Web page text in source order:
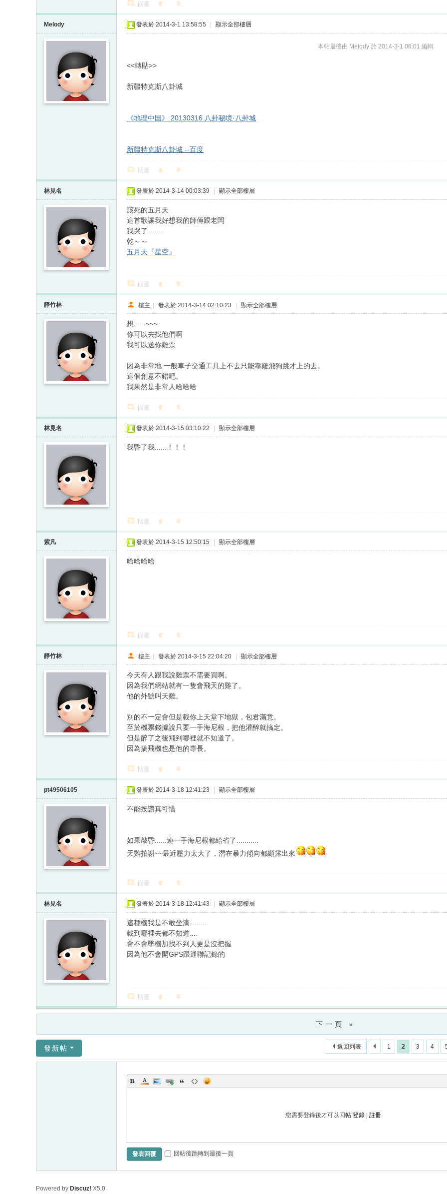
回覆
Melody 發表於 2014-3-1 13:58:55 顯示全部樓層
本帖最後由 Melody 於 2014-3-1 06:01 編輯
<<轉貼>>
新疆特克斯八卦城
《地理中国》 20130316 八卦秘境·八卦城
新疆特克斯八卦城 --百度
回覆
林見名 發表於 2014-3-14 00:03:39 顯示全部樓層
該死的五月天
這首歌讓我好想我的師傅跟老闆
我哭了........
乾～～
五月天『星空』
回覆
靜竹林 樓主 | 發表於 2014-3-14 02:10:23 | 顯示全部樓層
想......~~~
你可以去找他們啊
我可以送你雞票
因為非常地 一般車子交通工具上不去只能靠雞飛狗跳才上的去。
這個創意不錯吧。
我果然是非常人哈哈哈
回覆
林見名 發表於 2014-3-15 03:10:22 顯示全部樓層
我昏了我......！！！
回覆
紫凡 發表於 2014-3-15 12:50:15 顯示全部樓層
哈哈哈哈
回覆
靜竹林 樓主 | 發表於 2014-3-15 22:04:20 | 顯示全部樓層
今天有人跟我說雞票不需要買啊。
因為我們網站就有一隻會飛天的雞了。
他的外號叫天雞。
別的不一定會但是載你上天堂下地獄，包君滿意。
至於機票錢據說只要一手海尼根，把他灌醉就搞定。
但是醉了之後飛到哪裡就不知道了。
因為搞飛機也是他的專長。
回覆
pt49506105 發表於 2014-3-18 12:41:23 顯示全部樓層
不能按讚真可惜
如果敲昏......連一手海尼根都給省了...........
天雞拍謝~~最近壓力太大了，潛在暴力傾向都顯露出來
回覆
林見名 發表於 2014-3-18 12:41:43 顯示全部樓層
這種機我是不敢坐滴.........
載到哪裡去都不知道....
會不會墜機加找不到人更是沒把握
因為他不會開GPS跟通聯記錄的
回覆
下一頁 »
1 2 3 4
返回列表
發新帖
您需要登錄後才可以回帖 登錄| 註冊
發表回覆 回帖後跳轉到最後一頁
Powered by Discuz! X5.0